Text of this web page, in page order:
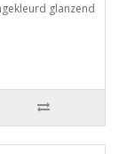
glanzend